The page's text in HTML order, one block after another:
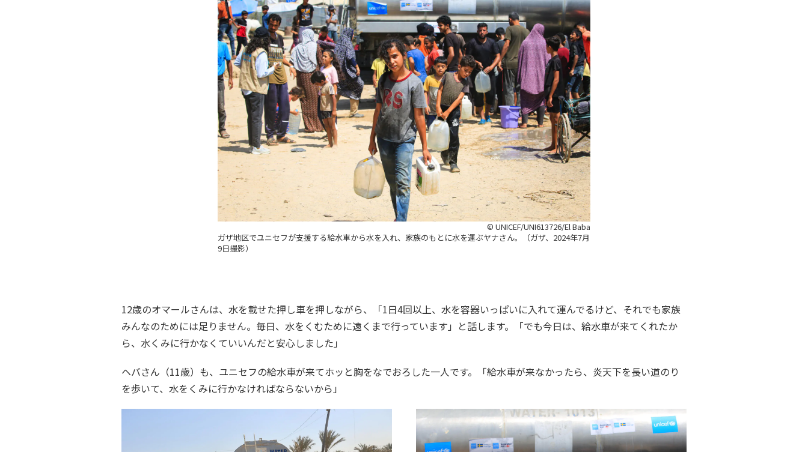
© UNICEF/UNI613726/El Baba
ガザ地区でユニセフが支援する給水車から水を入れ、家族のもとに水を運ぶヤナさん。（ガザ、2024年7月
9日撮影）
12歳のオマールさんは、水を載せた押し車を押しながら、「1日4回以上、水を容器いっぱいに入れて運んでるけど、それでも家族
みんなのためには足りません。毎日、水をくむために遠くまで行っています」と話します。「でも今日は、給水車が来てくれたか
ら、水くみに行かなくていいんだと安心しました」
ヘバさん（11歳）も、ユニセフの給水車が来てホッと胸をなでおろした一人です。「給水車が来なかったら、炎天下を長い道のり
を歩いて、水をくみに行かなければならないから」